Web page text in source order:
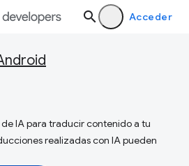
Acceder
IA para traducir contenido a tu
realizadas con IA pueden